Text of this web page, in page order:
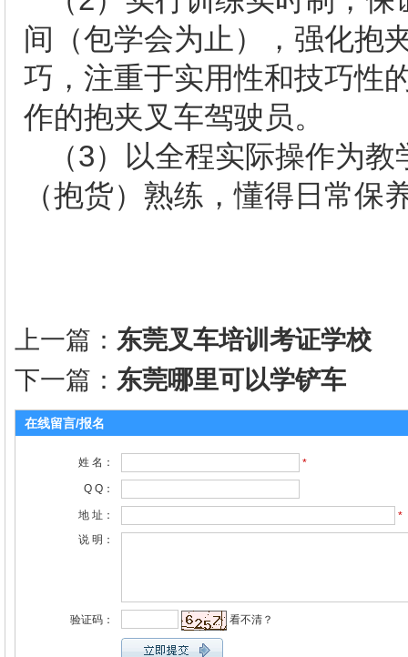
间（包学会为止），强化抱
巧，注重于实用性和技巧性
作的抱夹叉车驾驶员。
（3）以全程实际操作为
（抱货）熟练，懂得日常保
上一篇： 东莞叉车培训考证学校
下一篇： 东莞哪里可以学铲车
在线留言/报名
姓 名：
*
Q Q：
地 址：
*
说 明：
验证码： 看不清？